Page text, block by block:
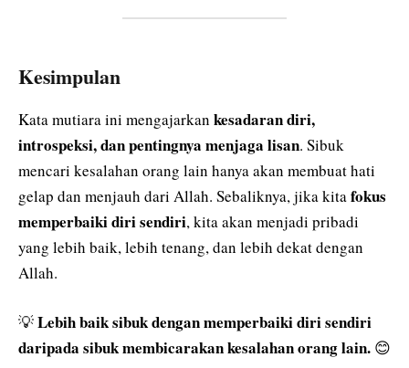
Kesimpulan
Kata mutiara ini mengajarkan kesadaran diri,
introspeksi, dan pentingnya menjaga lisan. Sibuk
mencari kesalahan orang lain hanya akan membuat hati
gelap dan menjauh dari Allah. Sebaliknya, jika kitafokus
memperbaiki diri sendiri, kita akan menjadi pribadi
yang lebih baik, lebih tenang, dan lebih dekat dengan
Allah.
💡Lebih baik sibuk dengan memperbaiki diri sendiri
daripada sibuk membicarakan kesalahan orang lain. 😊